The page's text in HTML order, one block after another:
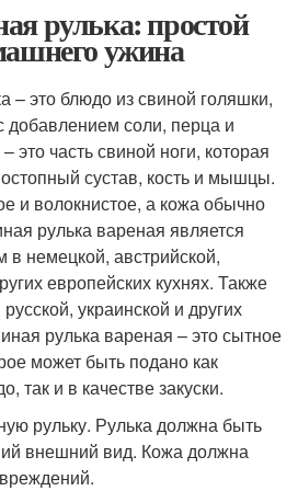
рулька: простой
ужина
– это блюдо из свиной голяшки,
добавлением соли, перца и
это часть свиной ноги, которая
сустав, кость и мышцы.
и волокнистое, а кожа обычно
рулька вареная является
немецкой, австрийской,
европейских кухнях. Также
украинской и других
рулька вареная – это сытное
может быть подано как
так и в качестве закуски.
рульку. Рулька должна быть
внешний вид. Кожа должна